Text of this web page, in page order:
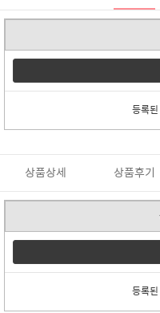
등록된
상품상세 상품후기
등록된